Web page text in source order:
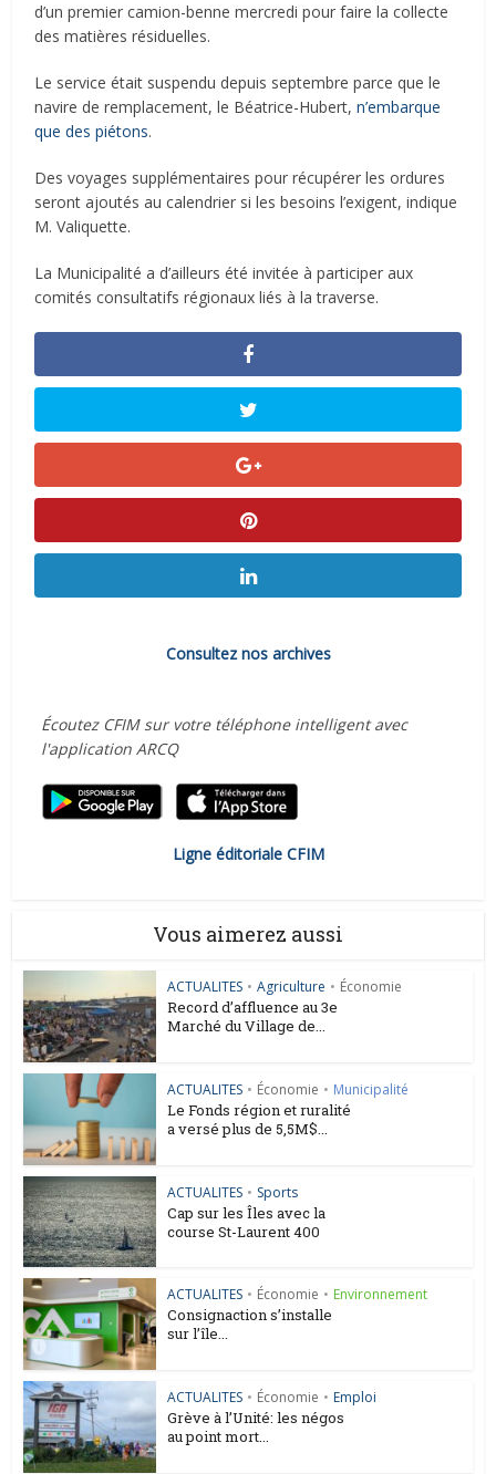
d’un premier camion-benne mercredi pour faire la collecte
des matières résiduelles.
Le service était suspendu depuis septembre parce que le
navire de remplacement, le Béatrice-Hubert,n’embarque
que des piétons.
Des voyages supplémentaires pour récupérer les ordures
seront ajoutés au calendrier si les besoins l’exigent, indique
M. Valiquette.
La Municipalité a d’ailleurs été invitée à participer aux
comités consultatifs régionaux liés à la traverse.
Consultez nos archives
Écoutez CFIM sur votre téléphone intelligent avec
l'application ARCQ
Ligne éditoriale CFIM
Vous aimerez aussi
ACTUALITES • Agriculture • Économie
Record d’affluence au 3e
Marché du Village de...
ACTUALITES • Économie • Municipalité
Le Fonds région et ruralité
a versé plus de 5,5M$...
ACTUALITES • Sports
Cap sur les Îles avec la
course St-Laurent 400
ACTUALITES • Économie • Environnement
Consignaction s’installe
sur l’île...
ACTUALITES • Économie • Emploi
Grève à l’Unité: les négos
au point mort...